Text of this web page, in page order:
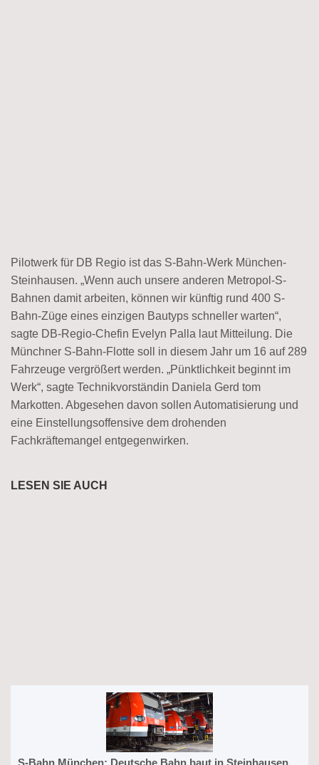
Pilotwerk für DB Regio ist das S-Bahn-Werk München-
Steinhausen. „Wenn auch unsere anderen Metropol-S-
Bahnen damit arbeiten, können wir künftig rund 400 S-
Bahn-Züge eines einzigen Bautyps schneller warten“,
sagte DB-Regio-Chefin Evelyn Palla laut Mitteilung. Die
Münchner S-Bahn-Flotte soll in diesem Jahr um 16 auf 289
Fahrzeuge vergrößert werden. „Pünktlichkeit beginnt im
Werk“, sagte Technikvorständin Daniela Gerd tom
Markotten. Abgesehen davon sollen Automatisierung und
eine Einstellungsoffensive dem drohenden
Fachkräftemangel entgegenwirken.
LESEN SIE AUCH